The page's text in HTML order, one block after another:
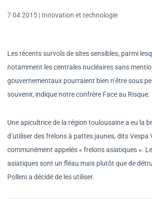
7 04 2015 | Innovation et technologie
Les récents survols de sites sensibles, parmi
notamment les centrales nucléaires sans
gouvernementaux pourraient bien n’être sous
souvenir, indique notre confrère Face au Risque.
Une apicultrice de la région toulousaine a eu la
d’utiliser des frelons à pattes jaunes, dits Vespa
communément appelés « frelons asiatiques ».
asiatiques sont un fléau mais plutôt que de
Polleni a décidé de les utiliser.